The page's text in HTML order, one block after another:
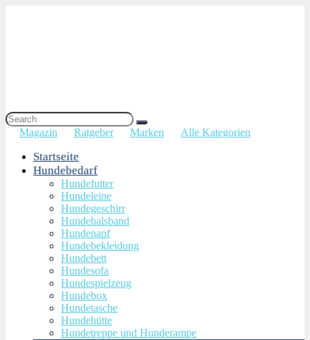
Magazin Ratgeber Marken Alle Kategorien
Startseite
Hundebedarf
Hundefutter
Hundeleine
Hundegeschirr
Hundehalsband
Hundenapf
Hundebekleidung
Hundebett
Hundesofa
Hundespielzeug
Hundebox
Hundetasche
Hundehütte
Hundetreppe und Hunderampe